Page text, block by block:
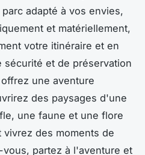
adapté à vos envies,
et matériellement,
votre itinéraire et en
sécurité et de préservation
une aventure
des paysages d'une
une faune et une flore
des moments de
partez à l'aventure et